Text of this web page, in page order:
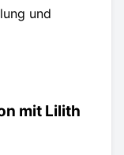
und
mit Lilith